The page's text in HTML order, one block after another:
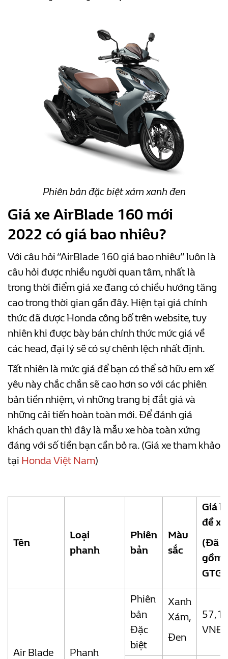
Phiên bản đặc biệt xám xanh đen
Giá xe AirBlade 160 mới
2022 có giá bao nhiêu?
Với câu hỏi “AirBlade 160 giá bao nhiêu” luôn là
câu hỏi được nhiều người quan tâm, nhất là
trong thời điểm giá xe đang có chiều hướng tăng
cao trong thời gian gần đây. Hiện tại giá chính
thức đã được Honda công bố trên website, tuy
nhiên khi được bày bán chính thức mức giá về
các head, đại lý sẽ có sự chênh lệch nhất định.
Tất nhiên là mức giá để bạn có thể sở hữu em xế
yêu này chắc chắn sẽ cao hơn so với các phiên
bản tiền nhiệm, vì những trang bị đắt giá và
những cải tiến hoàn toàn mới. Để đánh giá
khách quan thì đây là mẫu xe hòa toàn xứng
đáng với số tiền bạn cần bỏ ra. (Giá xe tham khảo
tại Honda Việt Nam)
Tên
Loại
phanh
Phiên
bản
Màu
sắc
Giá
đề
(Đã
gồm
Air Blade
Phanh
Phiên
bản
Đặc
biệt
Xanh
Xám,
Đen
VNĐ